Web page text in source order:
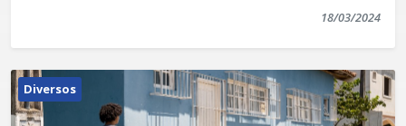
18/03/2024
Diversos